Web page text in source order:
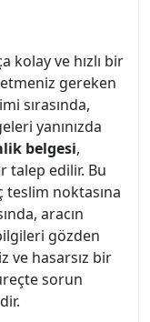
kolay ve hızlı bir
gereken
sırasında,
yanınızda
belgesi,
talep edilir. Bu
teslim noktasına
aracın
gözden
ve hasarsız bir
sorun